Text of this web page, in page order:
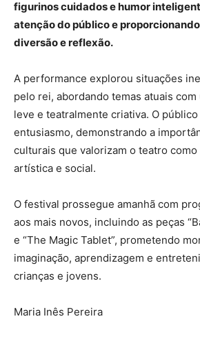
figurinos cuidados e humor
atenção do público e
diversão e reflexão.
A performance explorou situações
pelo rei, abordando temas atuais com
leve e teatralmente criativa. O
entusiasmo, demonstrando a
culturais que valorizam o teatro
artística e social.
O festival prossegue amanhã com
aos mais novos, incluindo as peças
e “The Magic Tablet”, prometendo
imaginação, aprendizagem e
crianças e jovens.
Maria Inês Pereira